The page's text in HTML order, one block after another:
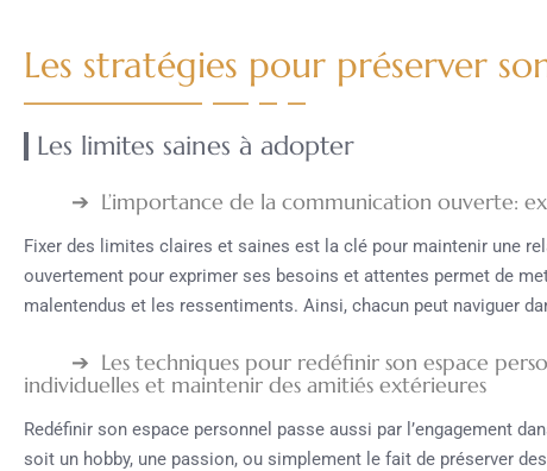
Les stratégies pour préserver
Les limites saines à adopter
L’importance de la communication ouverte:
Fixer des limites claires et saines est la clé pour maintenir une
ouvertement pour exprimer ses besoins et attentes permet de
malentendus et les ressentiments. Ainsi, chacun peut naviguer
Les techniques pour redéfinir son espace
individuelles et maintenir des amitiés extérieures
Redéfinir son espace personnel passe aussi par l’engagement
soit un hobby, une passion, ou simplement le fait de préserver